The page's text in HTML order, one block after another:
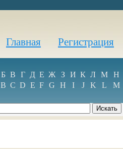
Главная Регистрация
Б В Г Д Е Ж З И К Л М Н
B C D E F G H I J K L M